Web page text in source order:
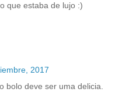
que estaba de lujo :)
2017
bolo deve ser uma delicia.